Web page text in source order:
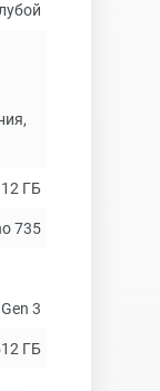
12 ГБ
735
3
ГБ